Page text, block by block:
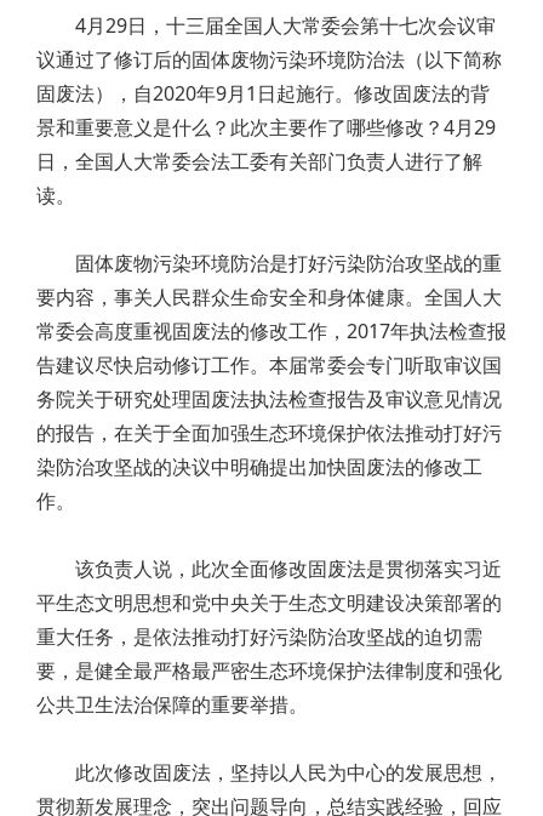
4月29日，十三届全国人大常委会第十七次会议审
议通过了修订后的固体废物污染环境防治法（以下简称
固废法），自2020年9月1日起施行。修改固废法的背
景和重要意义是什么？此次主要作了哪些修改？4月29
日，全国人大常委会法工委有关部门负责人进行了解
读。
固体废物污染环境防治是打好污染防治攻坚战的重
要内容，事关人民群众生命安全和身体健康。全国人大
常委会高度重视固废法的修改工作，2017年执法检查报
告建议尽快启动修订工作。本届常委会专门听取审议国
务院关于研究处理固废法执法检查报告及审议意见情况
的报告，在关于全面加强生态环境保护依法推动打好污
染防治攻坚战的决议中明确提出加快固废法的修改工
作。
该负责人说，此次全面修改固废法是贯彻落实习近
平生态文明思想和党中央关于生态文明建设决策部署的
重大任务，是依法推动打好污染防治攻坚战的迫切需
要，是健全最严格最严密生态环境保护法律制度和强化
公共卫生法治保障的重要举措。
此次修改固废法，坚持以人民为中心的发展思想，
贯彻新发展理念，突出问题导向，总结实践经验，回应